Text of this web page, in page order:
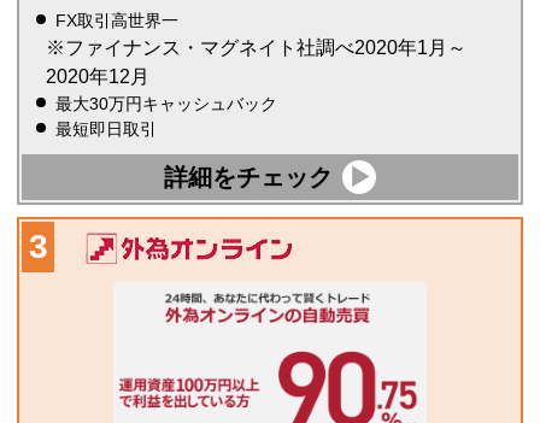
FX取引高世界一
※ファイナンス・マグネイト社調べ2020年1月～
2020年12月
最大30万円キャッシュバック
最短即日取引
詳細をチェック